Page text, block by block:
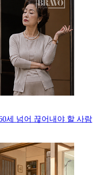
세 넘어 끊어내야 할 사람